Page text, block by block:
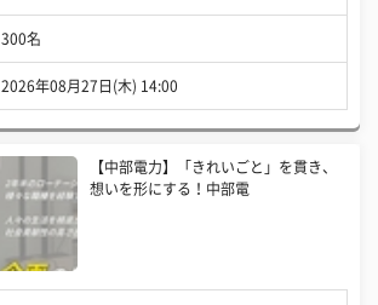
300名
2026年08月27日(木) 14:00
【中部電力】「きれいごと」を貫き、
想いを形にする！中部電